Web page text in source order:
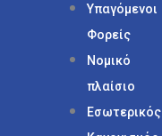
Υπαγόμενοι
Φορείς
Νομικό
πλαίσιο
Εσωτερικός